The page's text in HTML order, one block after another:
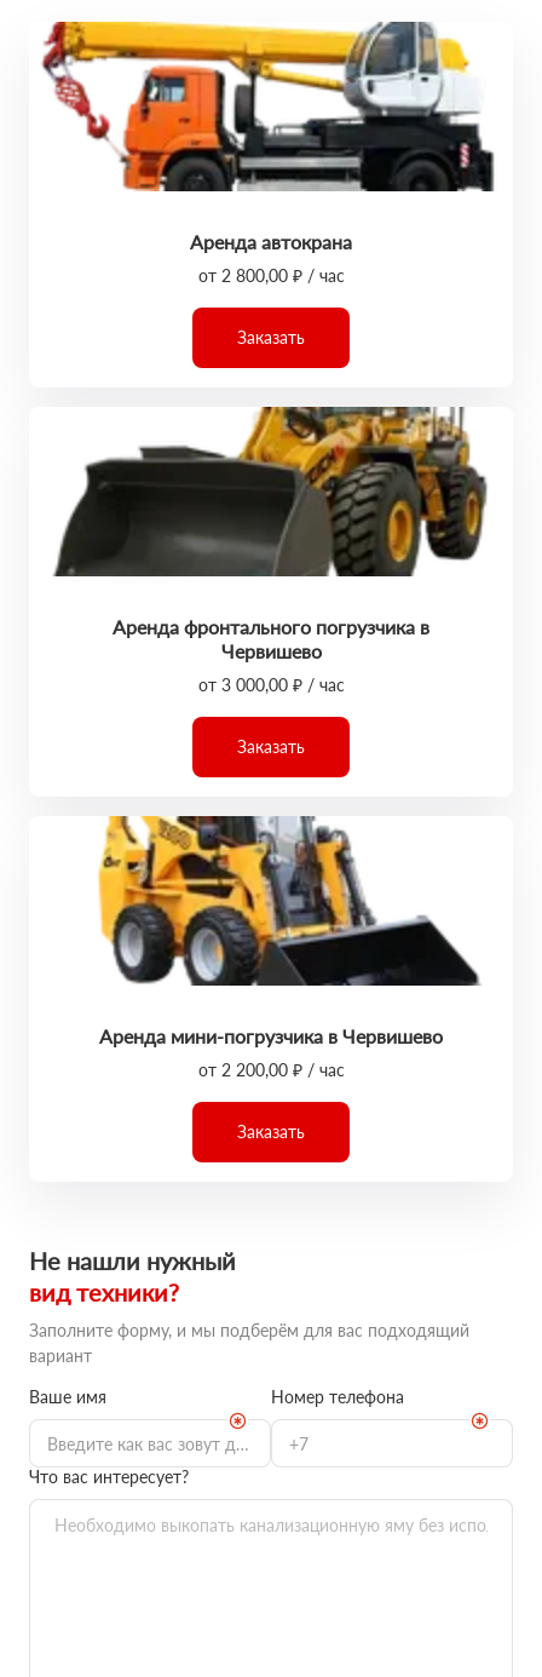
Аренда автокрана
от 2 800,00 ₽ / час
Заказать
Аренда фронтального погрузчика в
Червишево
от 3 000,00 ₽ / час
Заказать
Аренда мини-погрузчика в Червишево
от 2 200,00 ₽ / час
Заказать
Не нашли нужный
вид техники?
Заполните форму, и мы подберём для вас подходящий
вариант
Ваше имя
Номер телефона
Что вас интересует?